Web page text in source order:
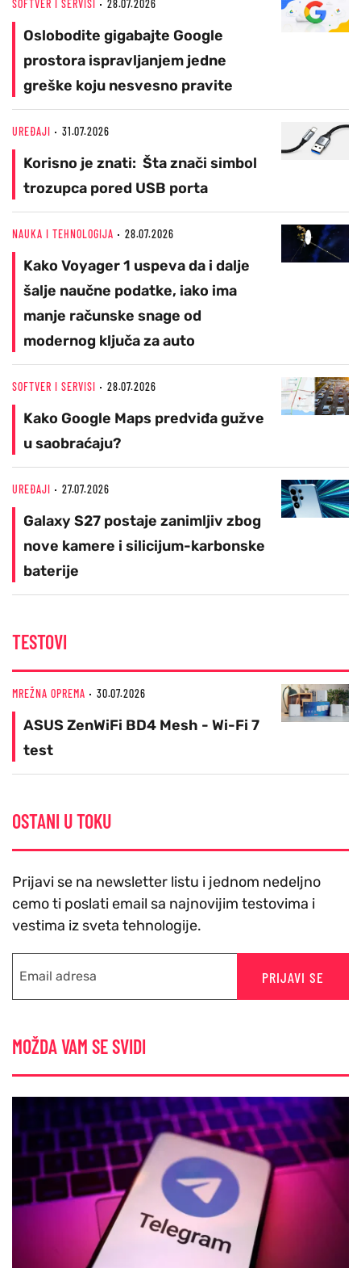
SOFTVER I SERVISI 28.07.2026
Oslobodite gigabajte Google
prostora ispravljanjem jedne
greške koju nesvesno pravite
UREĐAJI 31.07.2026
Korisno je znati: Šta znači simbol
trozupca pored USB porta
NAUKA I TEHNOLOGIJA 28.07.2026
Kako Voyager 1 uspeva da i dalje
šalje naučne podatke, iako ima
manje računske snage od
modernog ključa za auto
SOFTVER I SERVISI 28.07.2026
Kako Google Maps predviđa gužve
u saobraćaju?
UREĐAJI 27.07.2026
Galaxy S27 postaje zanimljiv zbog
nove kamere i silicijum-karbonske
baterije
TESTOVI
MREŽNA OPREMA 30.07.2026
ASUS ZenWiFi BD4 Mesh - Wi-Fi 7
test
OSTANI U TOKU
Prijavi se na newsletter listu i jednom nedeljno
cemo ti poslati email sa najnovijim testovima i
vestima iz sveta tehnologije.
PRIJAVI SE
MOŽDA VAM SE SVIDI